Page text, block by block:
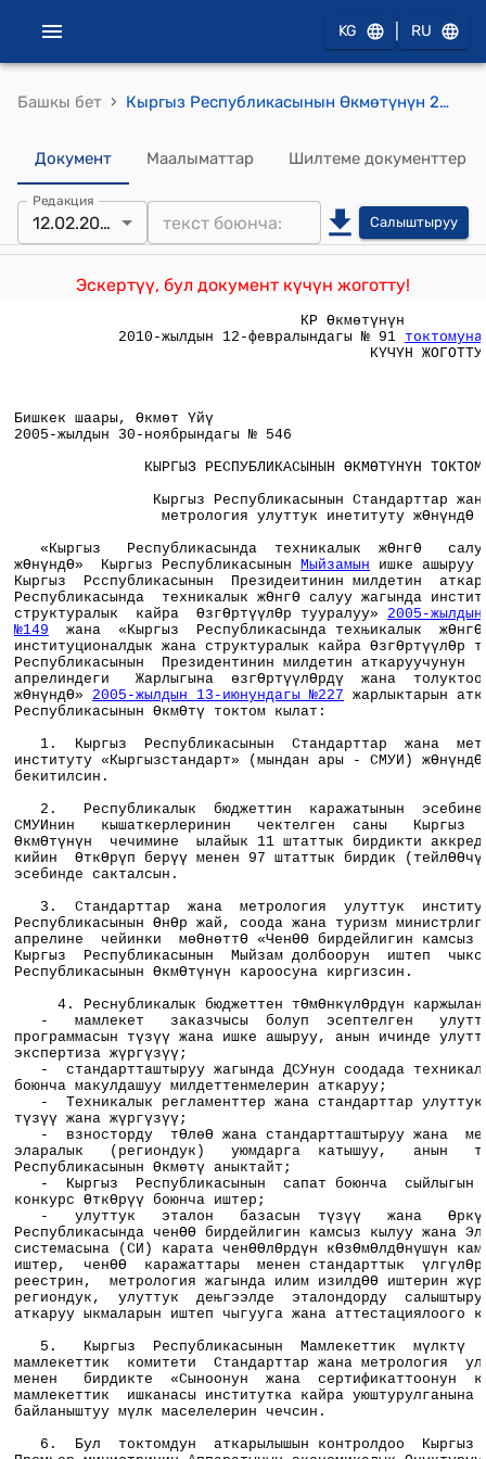
KG RU
Башкы бет › Кыргыз Республикасынын Өкмөтүнүн 2005-жылдын 30-ноябрындагы № 546 "Кыргыз Республикасынын Стандарттар жана метрология улуттук инетитуту жӨнүндӨ" токтому
Документ Маалыматтар Шилтеме документтер
Редакция
12.02.2010 Салыштыруу
Эскертүү, бул документ күчүн жоготту!